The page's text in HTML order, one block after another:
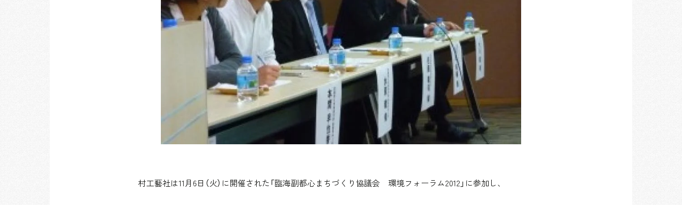
村工藝社は11月6日（火）に開催された「臨海副都心まちづくり協議会 環境フォーラム2012」に参加し、